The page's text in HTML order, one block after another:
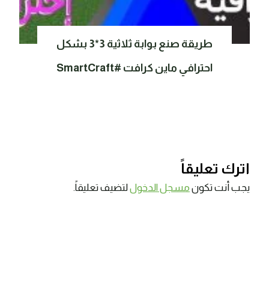
طريقة صنع بوابة ثلاثية 3*3 بشكل
احترافي ماين كرافت #SmartCraft
اترك تعليقاً
يجب أنت تكون مسجل الدخوللتضيف تعليقاً.